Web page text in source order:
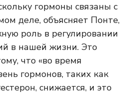
гормоны связаны с
деле, объясняет Понте,
роль в регулировании
в нашей жизни. Это
что «во время
гормонов, таких как
снижается, и это